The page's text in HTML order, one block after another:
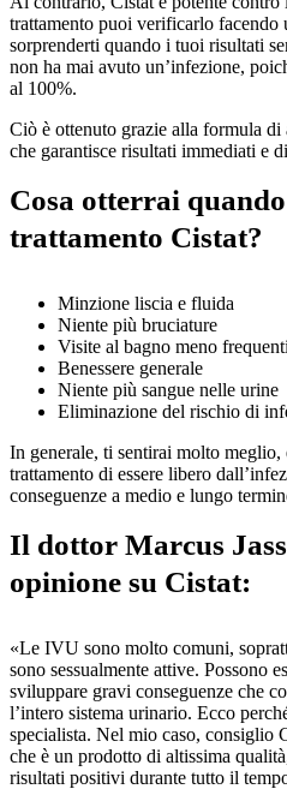
trattamento puoi verificarlo facendo
sorprenderti quando i tuoi risultati
non ha mai avuto un’infezione,
al 100%.
Ciò è ottenuto grazie alla formula
che garantisce risultati immediati e
Cosa otterrai
trattamento Cistat?
Minzione liscia e fluida
Niente più bruciature
Visite al bagno meno
Benessere generale
Niente più sangue nelle urine
Eliminazione del rischio di
In generale, ti sentirai molto meglio,
trattamento di essere libero
conseguenze a medio e lungo
Il dottor Marcus
opinione su Cistat:
«Le IVU sono molto comuni,
sono sessualmente attive. Possono
sviluppare gravi conseguenze che
l’intero sistema urinario. Ecco
specialista. Nel mio caso, consiglio
che è un prodotto di altissima
risultati positivi durante tutto il